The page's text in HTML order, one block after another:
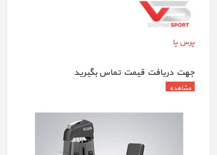
پرس پا
جهت دريافت قيمت تماس بگيريد